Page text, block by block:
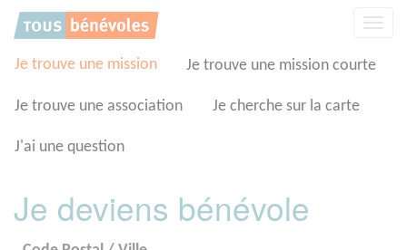
Je trouve une mission Je trouve une mission courte
Je trouve une association Je cherche sur la carte
J'ai une question
Je deviens bénévole
Panneau de gestion des cookies